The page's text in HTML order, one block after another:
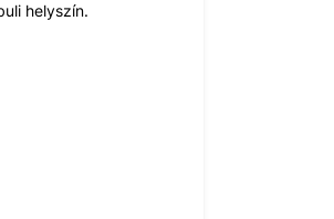
helyszín.